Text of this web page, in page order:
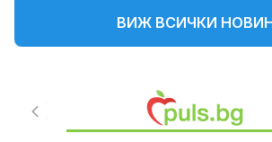
ВИЖ ВСИЧКИ